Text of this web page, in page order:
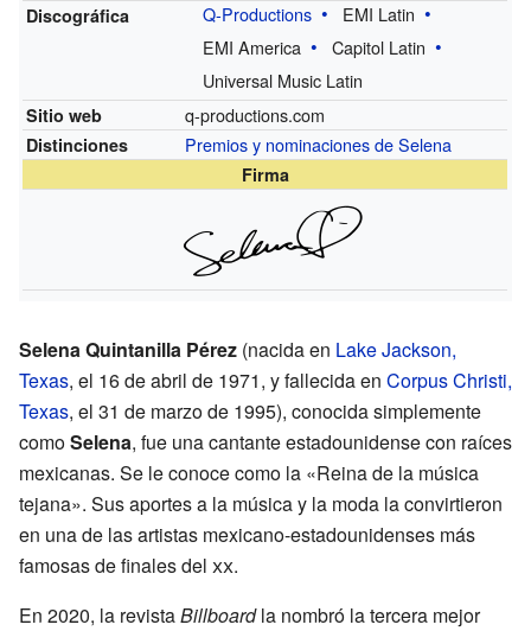
Discográfica Q-Productions
EMI Latin
EMI America
Capitol Latin
Universal Music Latin
Sitio web q-productions.com
Distinciones Premios y nominaciones de Selena
Firma
Selena Quintanilla Pérez (nacida en Lake Jackson,
Texas, el 16 de abril de 1971, y fallecida en Corpus Christi,
Texas, el 31 de marzo de 1995), conocida simplemente
comoSelena, fue una cantante estadounidense con raíces
mexicanas. Se le conoce como la «Reina de la música
tejana». Sus aportes a la música y la moda la convirtieron
en una de las artistas mexicano-estadounidenses más
famosas de finales del xx.
En 2020, la revistaBillboardla nombró la tercera mejor